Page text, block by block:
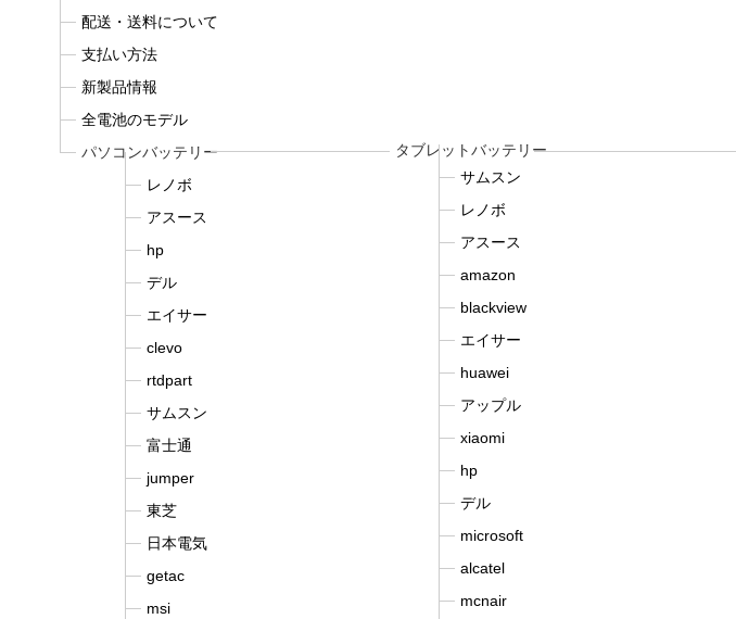
配送・送料について
支払い方法
新製品情報
全電池のモデル
パソコンバッテリー
レノボ
アスース
hp
デル
エイサー
clevo
rtdpart
サムスン
富士通
jumper
東芝
日本電気
getac
msi
タブレットバッテリー
サムスン
レノボ
アスース
amazon
blackview
エイサー
huawei
アップル
xiaomi
hp
デル
microsoft
alcatel
mcnair